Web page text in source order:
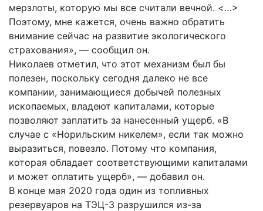
мерзлоты, которую мы все считали вечной. <…>
Поэтому, мне кажется, очень важно обратить
внимание сейчас на развитие экологического
страхования», — сообщил он.
Николаев отметил, что этот механизм был бы
полезен, поскольку сегодня далеко не все
компании, занимающиеся добычей полезных
ископаемых, владеют капиталами, которые
позволяют заплатить за нанесенный ущерб. «В
случае с «Норильским никелем», если так можно
выразиться, повезло. Потому что компания,
которая обладает соответствующими капиталами
и может оплатить ущерб», — добавил он.
В конце мая 2020 года один из топливных
резервуаров на ТЭЦ-3 разрушился из-за